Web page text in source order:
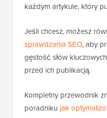
każdym artykule, który
Jeśli chcesz, możesz
sprawdzania SEO, aby
gęstość słów
przed ich publikacją.
Kompletny przewodnik
poradniku jak